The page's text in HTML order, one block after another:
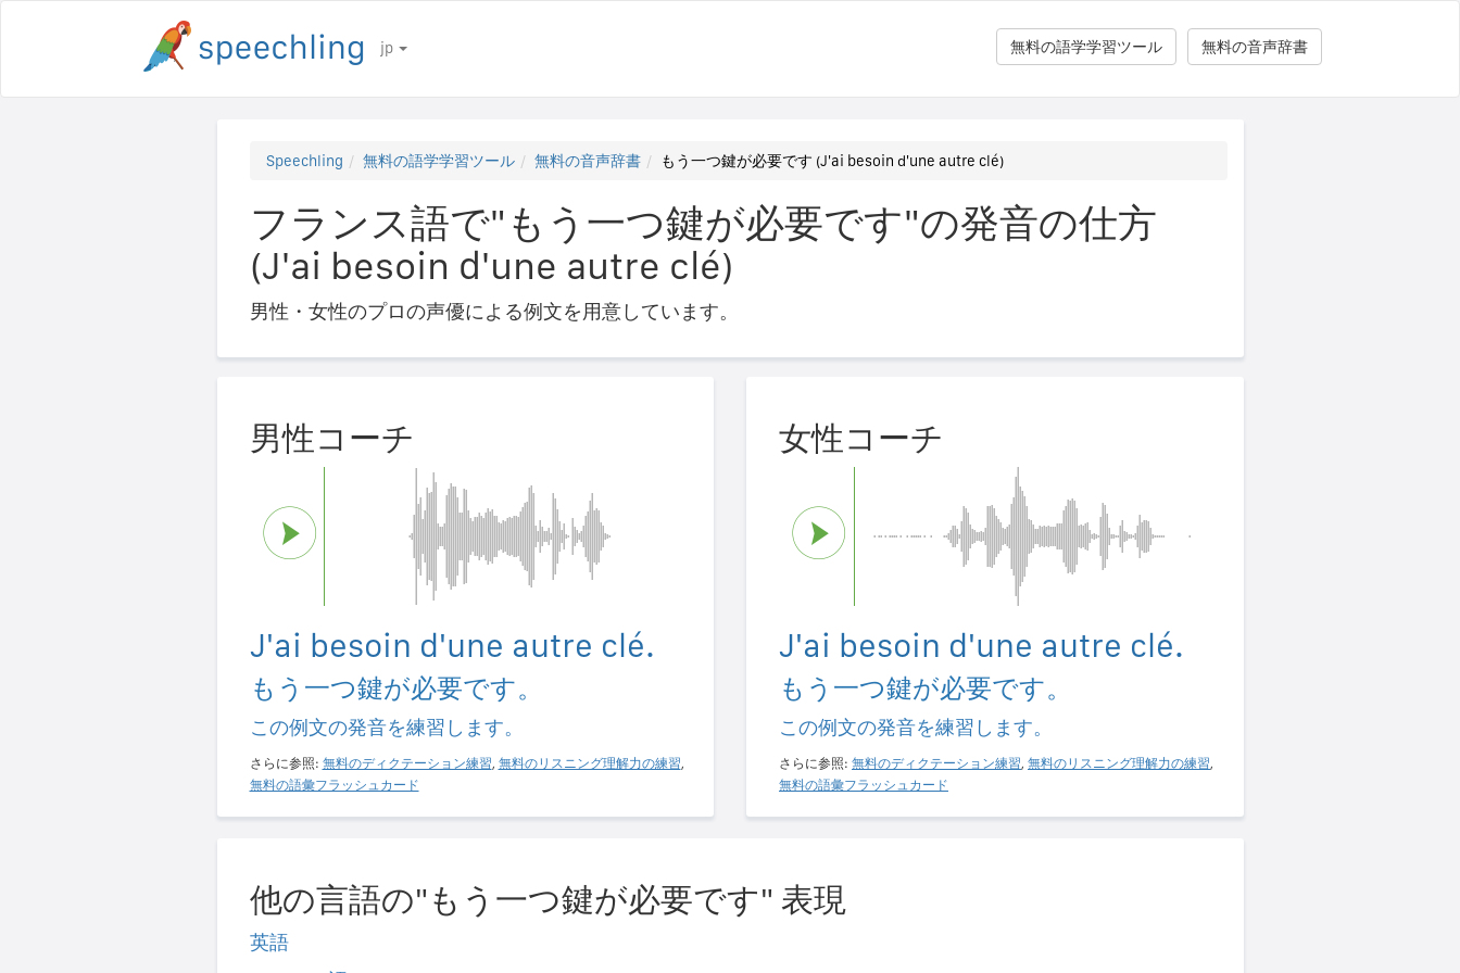
jp 無料の音声辞書
無料の語学学習ツール
Speechling 無料の語学学習ツール 無料の音声辞書 もう一つ鍵が必要です (J'ai besoin d'une autre clé)
フランス語で"もう一つ鍵が必要です"の発音の仕方
(J'ai besoin d'une autre clé)
男性・女性のプロの声優による例文を用意しています。
男性コーチ
J'ai besoin d'une autre clé.
もう一つ鍵が必要です。
この例文の発音を練習します。
さらに参照: 無料のディクテーション練習, 無料のリスニング理解力の練習,
無料の語彙フラッシュカード
女性コーチ
J'ai besoin d'une autre clé.
もう一つ鍵が必要です。
この例文の発音を練習します。
さらに参照: 無料のディクテーション練習, 無料のリスニング理解力の練習,
無料の語彙フラッシュカード
他の言語の"もう一つ鍵が必要です" 表現
英語